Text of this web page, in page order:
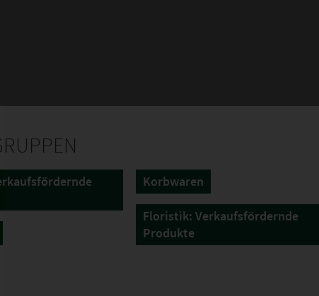
Witterungseinflüssen, was umfangreich im Klimaschrank
Korbwaren
Floristik: Verkaufsfördernde
Produkte